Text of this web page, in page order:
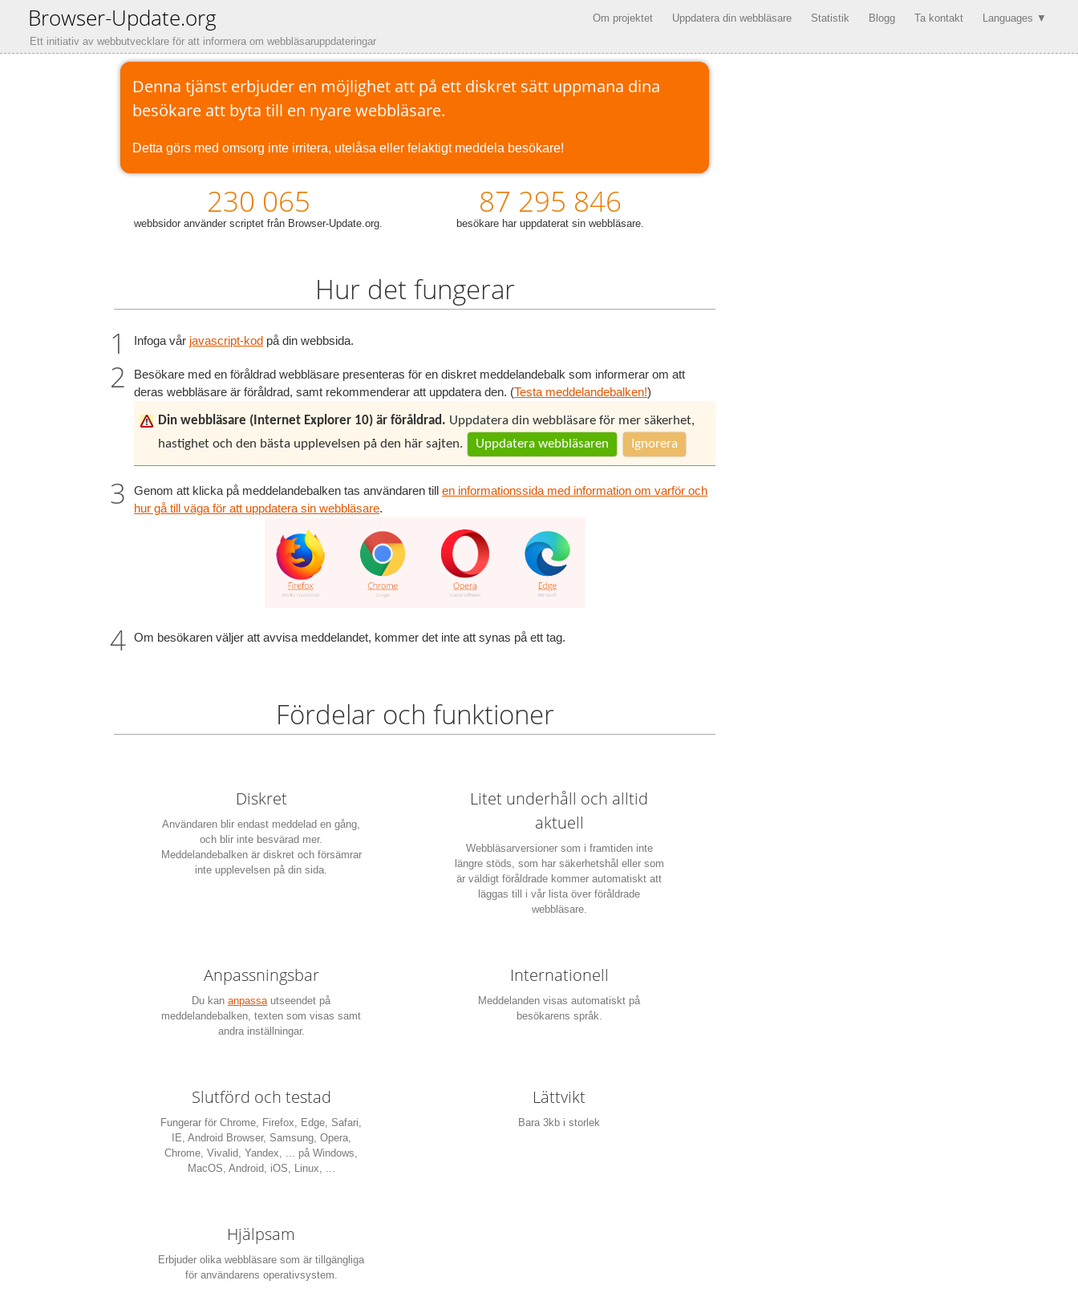
Browser-Update.org
Ett initiativ av webbutvecklare för att informera om webbläsaruppdateringar
Om projektet Uppdatera din webbläsare Statistik Blogg Ta kontakt Languages ▼
Denna tjänst erbjuder en möjlighet att på ett diskret sätt uppmana dina
besökare att byta till en nyare webbläsare.
Detta görs med omsorg inte irritera, utelåsa eller felaktigt meddela besökare!
230 065
webbsidor använder scriptet från Browser-Update.org.
87 295 846
besökare har uppdaterat sin webbläsare.
Hur det fungerar
Infoga vår javascript-kod på din webbsida.
Besökare med en föråldrad webbläsare presenteras för en diskret meddelandebalk som informerar om att
deras webbläsare är föråldrad, samt rekommenderar att uppdatera den. (Testa meddelandebalken!)
Din webbläsare (Internet Explorer 10) är föråldrad. Uppdatera din webbläsare för mer säkerhet,
hastighet och den bästa upplevelsen på den här sajten.
Uppdatera webbläsaren Ignorera
Genom att klicka på meddelandebalken tas användaren till en informationssida med information om varför och
hur gå till väga för att uppdatera sin webbläsare.
Om besökaren väljer att avvisa meddelandet, kommer det inte att synas på ett tag.
Fördelar och funktioner
Diskret
Användaren blir endast meddelad en gång,
och blir inte besvärad mer.
Meddelandebalken är diskret och försämrar
inte upplevelsen på din sida.
Litet underhåll och alltid
aktuell
Webbläsarversioner som i framtiden inte
längre stöds, som har säkerhetshål eller som
är väldigt föråldrade kommer automatiskt att
läggas till i vår lista över föråldrade
webbläsare.
Anpassningsbar
Du kananpassautseendet på
meddelandebalken, texten som visas samt
andra inställningar.
Internationell
Meddelanden visas automatiskt på
besökarens språk.
Slutförd och testad
Fungerar för Chrome, Firefox, Edge, Safari,
IE, Android Browser, Samsung, Opera,
Chrome, Vivalid, Yandex, ... på Windows,
MacOS, Android, iOS, Linux, ...
Lättvikt
Bara 3kb i storlek
Hjälpsam
Erbjuder olika webbläsare som är tillgängliga
för användarens operativsystem.